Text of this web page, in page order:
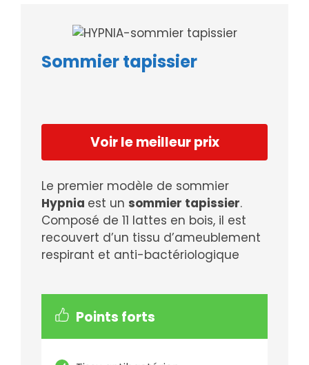
Sommier tapissier
Voir le meilleur prix
Le premier modèle de sommier
Hypnia est un sommier tapissier.
Composé de 11 lattes en bois, il est
recouvert d’un tissu d’ameublement
respirant et anti-bactériologique
Points forts